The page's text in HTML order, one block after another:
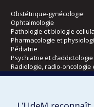
Obstétrique-gynécologie
Ophtalmologie
Pathologie et biologie
Pharmacologie et
Pédiatrie
Psychiatrie et d’addictologie
Radiologie, radio-